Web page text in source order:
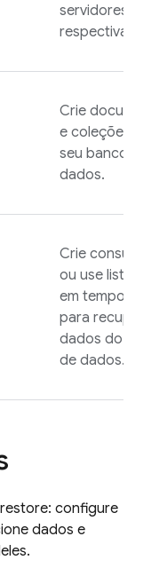
servidores,
Crie
e coleções em
seu banco de
dados.
Crie consultas
ou use
em tempo real
para recuperar
dados do
de dados.
: configure
dados e